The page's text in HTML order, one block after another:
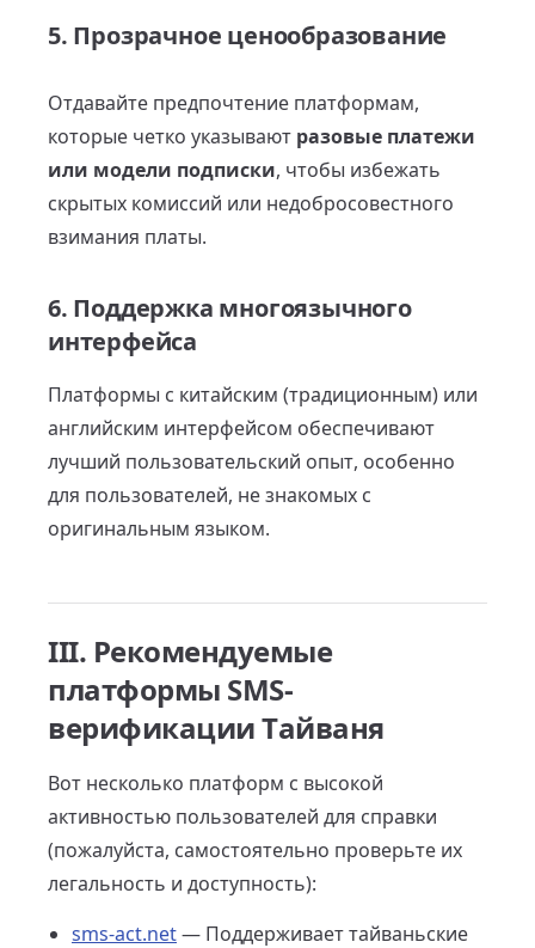
5. Прозрачное ценообразование
Отдавайте предпочтение платформам,
которые четко указывают разовые платежи
или модели подписки, чтобы избежать
скрытых комиссий или недобросовестного
взимания платы.
6. Поддержка многоязычного
интерфейса
Платформы с китайским (традиционным) или
английским интерфейсом обеспечивают
лучший пользовательский опыт, особенно
для пользователей, не знакомых с
оригинальным языком.
III. Рекомендуемые
платформы SMS-
верификации Тайваня
Вот несколько платформ с высокой
активностью пользователей для справки
(пожалуйста, самостоятельно проверьте их
легальность и доступность):
sms-act.net— Поддерживает тайваньские